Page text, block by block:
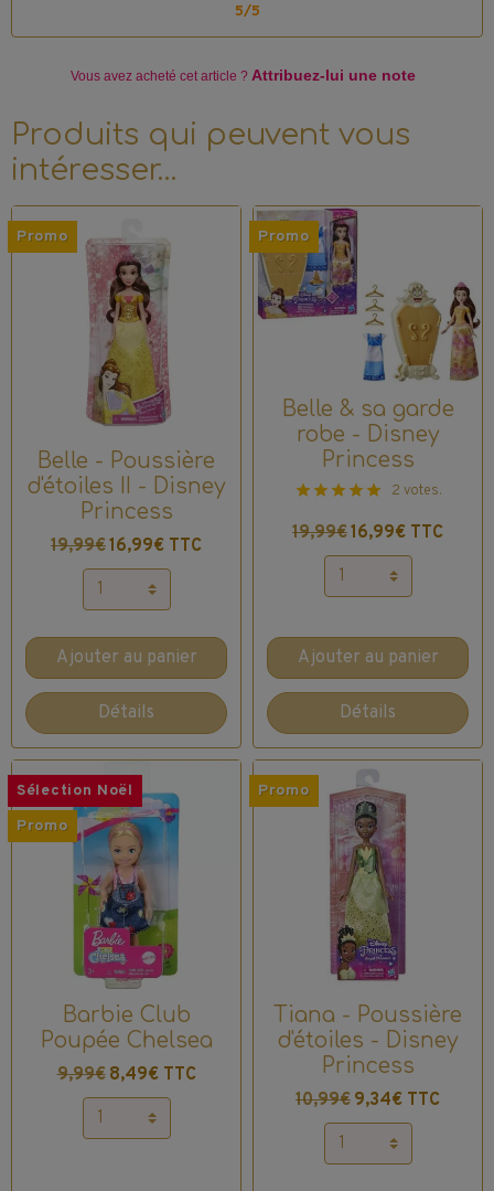
5/5
Vous avez acheté cet article ? Attribuez-lui une note
Produits qui peuvent vous
intéresser…
Promo
Belle - Poussière
d'étoiles II - Disney
Princess
19,99€16,99€ TTC
Ajouter au panier
Détails
Promo
Belle & sa garde
robe - Disney
Princess
2 votes.
19,99€16,99€ TTC
Ajouter au panier
Détails
Sélection Noël
Promo
Barbie Club
Poupée Chelsea
9,99€ 8,49€ TTC
Promo
Tiana - Poussière
d'étoiles - Disney
Princess
10,99€ 9,34€ TTC